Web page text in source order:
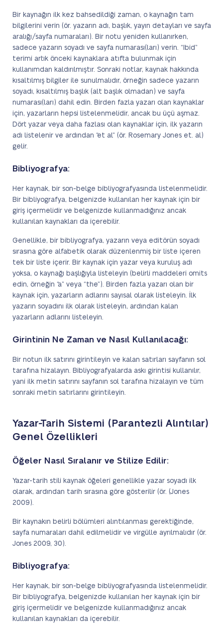
Bir kaynağın ilk kez bahsedildiği zaman, o kaynağın tam
bilgilerini verin (ör. yazarın adı, başlık, yayın detayları ve sayfa
aralığı/sayfa numaraları). Bir notu yeniden kullanırken,
sadece yazarın soyadı ve sayfa numarası(ları) verin. “Ibid”
terimi artık önceki kaynaklara atıfta bulunmak için
kullanımdan kaldırılmıştır. Sonraki notlar, kaynak hakkında
kısaltılmış bilgiler ile sunulmalıdır, örneğin sadece yazarın
soyadı, kısaltılmış başlık (alt başlık olmadan) ve sayfa
numarası(ları) dahil edin. Birden fazla yazarı olan kaynaklar
için, yazarların hepsi listelenmelidir, ancak bu üçü aşmaz.
Dört yazar veya daha fazlası olan kaynaklar için, ilk yazarın
adı listelenir ve ardından “et al” (ör. Rosemary Jones et. al)
gelir.
Bibliyografya:
Her kaynak, bir son-belge bibliyografyasında listelenmelidir.
Bir bibliyografya, belgenizde kullanılan her kaynak için bir
giriş içermelidir ve belgenizde kullanmadığınız ancak
kullanılan kaynakları da içerebilir.
Genellikle, bir bibliyografya, yazarın veya editörün soyadı
sırasına göre alfabetik olarak düzenlenmiş bir liste içeren
tek bir liste içerir. Bir kaynak için yazar veya kuruluş adı
yoksa, o kaynağı başlığıyla listeleyin (belirli maddeleri omits
edin, örneğin “a” veya “the”). Birden fazla yazarı olan bir
kaynak için, yazarların adlarını sayısal olarak listeleyin. İlk
yazarın soyadını ilk olarak listeleyin, ardından kalan
yazarların adlarını listeleyin.
Girintinin Ne Zaman ve Nasıl Kullanılacağı:
Bir notun ilk satırını girintileyin ve kalan satırları sayfanın sol
tarafına hizalayın. Bibliyografyalarda askı girintisi kullanılır,
yani ilk metin satırını sayfanın sol tarafına hizalayın ve tüm
sonraki metin satırlarını girintileyin.
Yazar-Tarih Sistemi (Parantezli Alıntılar)
Genel Özellikleri
Öğeler Nasıl Sıralanır ve Stilize Edilir:
Yazar-tarih stili kaynak öğeleri genellikle yazar soyadı ilk
olarak, ardından tarih sırasına göre gösterilir (ör. (Jones
2009).
Bir kaynakın belirli bölümleri alıntılanması gerektiğinde,
sayfa numaraları dahil edilmelidir ve virgülle ayrılmalıdır (ör.
Jones 2009, 30).
Bibliyografya:
Her kaynak, bir son-belge bibliyografyasında listelenmelidir.
Bir bibliyografya, belgenizde kullanılan her kaynak için bir
giriş içermelidir ve belgenizde kullanmadığınız ancak
kullanılan kaynakları da içerebilir.